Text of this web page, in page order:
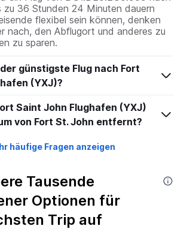
36 Stunden 24 Minuten dauern
flexibel sein können, denken
nach, den Abflugort und anderes zu
zu sparen.
günstigste Flug nach Fort
(YXJ)?
Saint John Flughafen (YXJ)
von Fort St. John entfernt?
häufige Fragen anzeigen
Tausende
Optionen für
Trip auf